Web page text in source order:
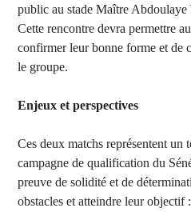
public au stade Maître
Cette rencontre devra permettre
confirmer leur bonne forme et de
le groupe.
Enjeux et perspectives
Ces deux matchs représentent un
campagne de qualification du
preuve de solidité et de
obstacles et atteindre leur objectif